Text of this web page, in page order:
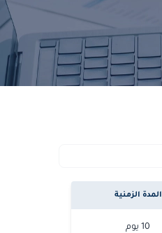
المدة الزمنية
10 يوم